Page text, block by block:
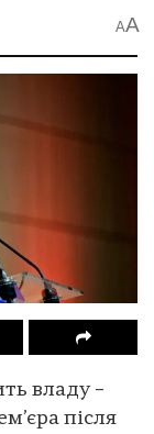
AA
владу –
після